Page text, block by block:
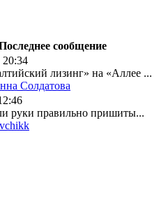
сообщение
20:34
лизинг» на «Аллее ...
Солдатова
руки правильно пришиты...